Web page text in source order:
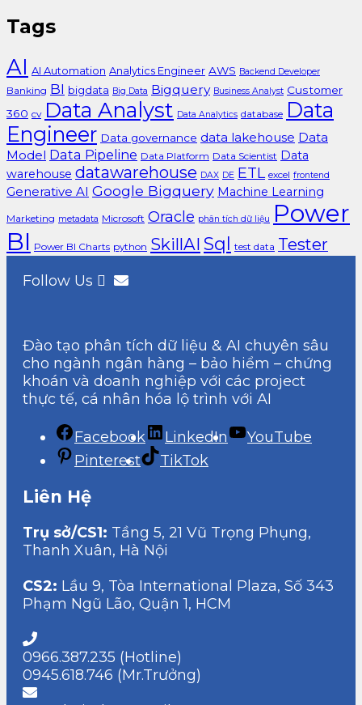
Tags
AI AI Automation Analytics Engineer AWS Backend Developer
Banking BI bigdata Big Data Bigquery Business Analyst Customer
360 cv Data Analyst Data Analytics database Data
Engineer Data governance data lakehouse Data
Model Data Pipeline Data Platform Data Scientist Data
warehouse datawarehouse DAX DE ETL excel frontend
Generative AI Google Bigquery Machine Learning
Marketing metadata Microsoft Oracle phân tích dữ liệu
Power
BI Power BI Charts python SkillAI Sql test data Tester
Follow Us
Đào tạo phân tích dữ liệu & AI chuyên sâu
cho ngành ngân hàng – bảo hiểm – chứng
khoán và doanh nghiệp với các project
thực tế, cá nhân hóa lộ trình với AI
Facebook LinkedIn
YouTube
Pinterest
TikTok
Liên Hệ
Trụ sở/CS1: Tầng 5, 21 Vũ Trọng Phụng,
Thanh Xuân, Hà Nội
CS2: Lầu 9, Tòa International Plaza, Số 343
Phạm Ngũ Lão, Quận 1, HCM
0966.387.235 (Hotline)
0945.618.746 (Mr.Trưởng)